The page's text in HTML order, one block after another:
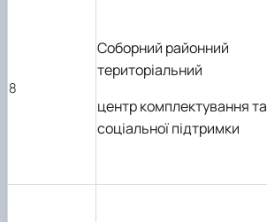
8
Соборний районний
територіальний
центр комплектування та
соціальної підтримки